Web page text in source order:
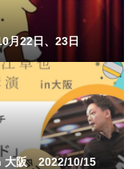
月22日、23日
大阪 2022/10/15